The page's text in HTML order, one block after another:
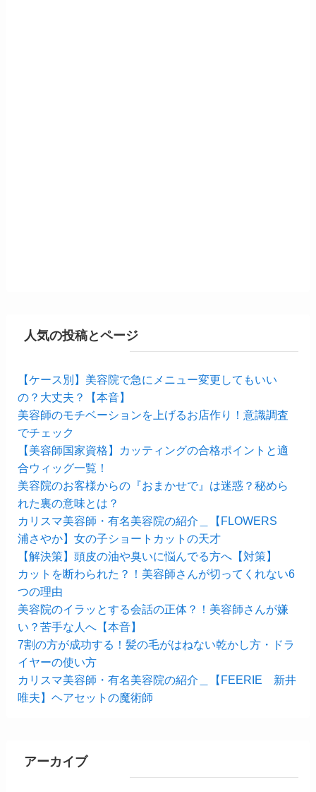
人気の投稿とページ
【ケース別】美容院で急にメニュー変更してもいい
の？大丈夫？【本音】
美容師のモチベーションを上げるお店作り！意識調査
でチェック
【美容師国家資格】カッティングの合格ポイントと適
合ウィッグ一覧！
美容院のお客様からの『おまかせで』は迷惑？秘めら
れた裏の意味とは？
カリスマ美容師・有名美容院の紹介＿【FLOWERS
浦さやか】女の子ショートカットの天才
【解決策】頭皮の油や臭いに悩んでる方へ【対策】
カットを断わられた？！美容師さんが切ってくれない6
つの理由
美容院のイラッとする会話の正体？！美容師さんが嫌
い？苦手な人へ【本音】
7割の方が成功する！髪の毛がはねない乾かし方・ドラ
イヤーの使い方
カリスマ美容師・有名美容院の紹介＿【FEERIE 新井
唯夫】ヘアセットの魔術師
アーカイブ